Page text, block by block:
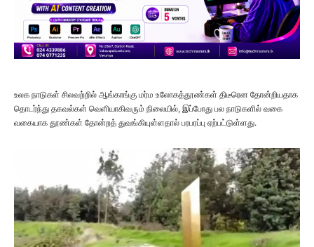
உலக நாடுகள் சிலவற்றில் ஆங்காங்கு மர்ம உலோகத்தூண்கள் திடீரென தோன்றியதாக
தொடர்ந்து தகவல்கள் வெளியாகிவரும் நிலையில், இப்போது பல நாடுகளில் வகை
வகையாக தூண்கள் தோன்றத் துவங்கியுள்ளதால் பரபரப்பு ஏற்பட்டுள்ளது.